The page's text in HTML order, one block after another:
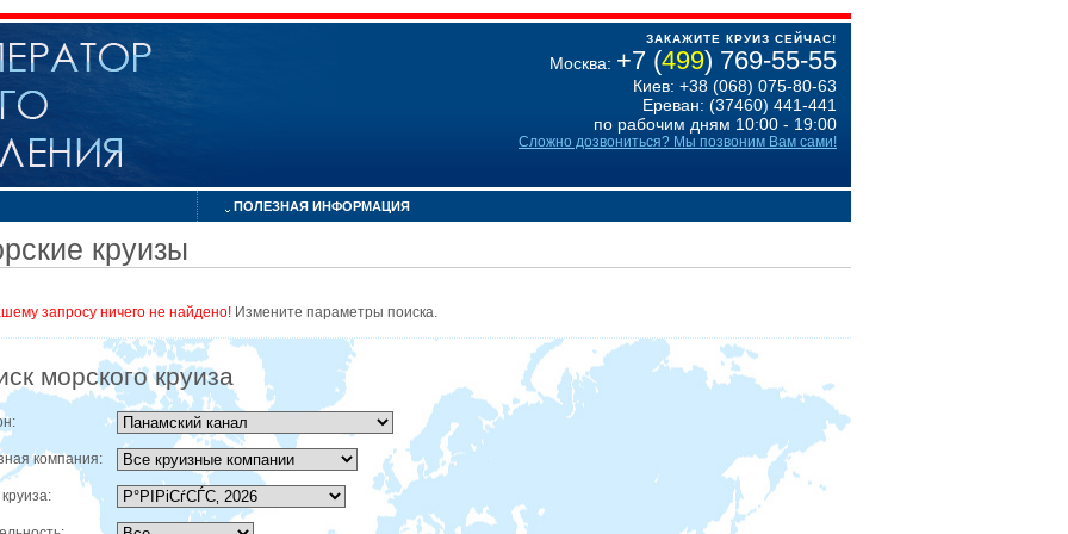
ЗАКАЖИТЕ КРУИЗ СЕЙЧАС!
Москва: +7 (499) 769-55-55
Киев: +38 (068) 075-80-63
Ереван: (37460) 441-441
по рабочим дням 10:00 - 19:00
Сложно дозвониться? Мы позвоним Вам сами!
ПОЛЕЗНАЯ ИНФОРМАЦИЯ
круизы
запросу ничего не найдено! Измените параметры поиска.
морского круиза
компания: